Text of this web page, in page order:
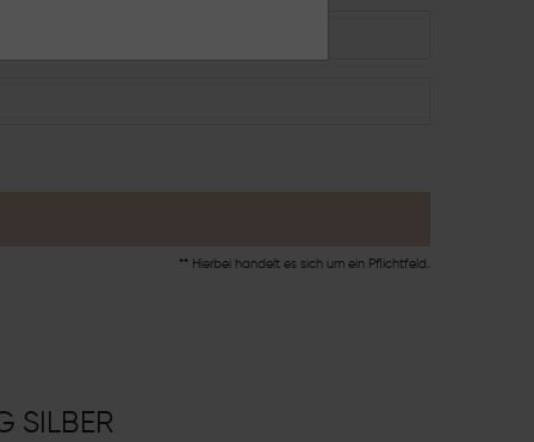
** Hierbei handelt es sich um ein Pflichtfeld.
SILBER